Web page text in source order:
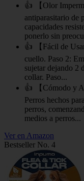
👍 【Olor
antiparasitario de
capacidades
ponerlo sin
👍 【Fácil de
cuello. Paso 2:
sujetar dejando 2
collar. Paso...
👍 【Cómodo y
Perros hechos
perros,
medios a perros...
Ver en Amazon
Bestseller No. 4